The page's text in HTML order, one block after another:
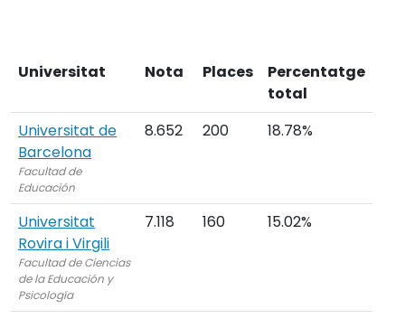
Universitat Nota Places
Percentatge
total
Universitat de
Barcelona
Facultad de
Educación
8.652 200 18.78%
Universitat
Rovira i Virgili
Facultad de Ciencias
de la Educación y
Psicología
7.118 160 15.02%